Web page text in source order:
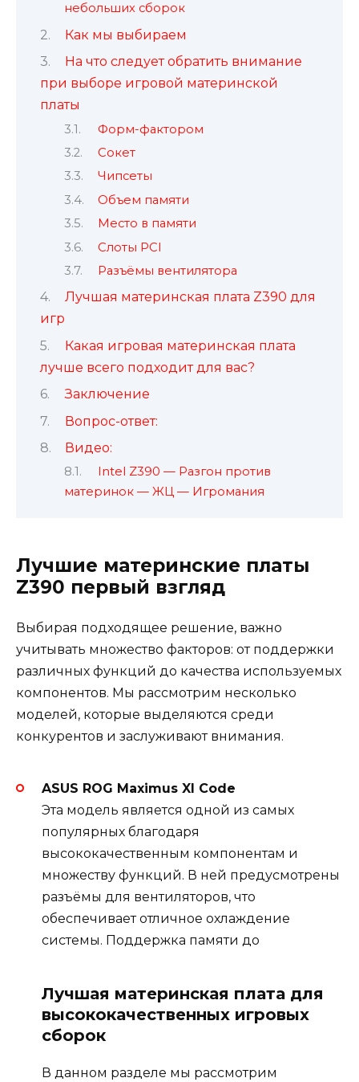
небольших сборок
Как мы выбираем
На что следует обратить внимание
при выборе игровой материнской
платы
Форм-фактором
Сокет
Чипсеты
Объем памяти
Место в памяти
Слоты PCI
Разъёмы вентилятора
Лучшая материнская плата Z390 для
игр
Какая игровая материнская плата
лучше всего подходит для вас?
Заключение
Вопрос-ответ:
Видео:
Intel Z390 — Разгон против
материнок — ЖЦ — Игромания
Лучшие материнские платы
Z390 первый взгляд
Выбирая подходящее решение, важно
учитывать множество факторов: от поддержки
различных функций до качества используемых
компонентов. Мы рассмотрим несколько
моделей, которые выделяются среди
конкурентов и заслуживают внимания.
ASUS ROG Maximus XI Code
Эта модель является одной из самых
популярных благодаря
высококачественным компонентам и
множеству функций. В ней предусмотрены
разъёмы для вентиляторов, что
обеспечивает отличное охлаждение
системы. Поддержка памяти до
Лучшая материнская плата для
высококачественных игровых
сборок
В данном разделе мы рассмотрим